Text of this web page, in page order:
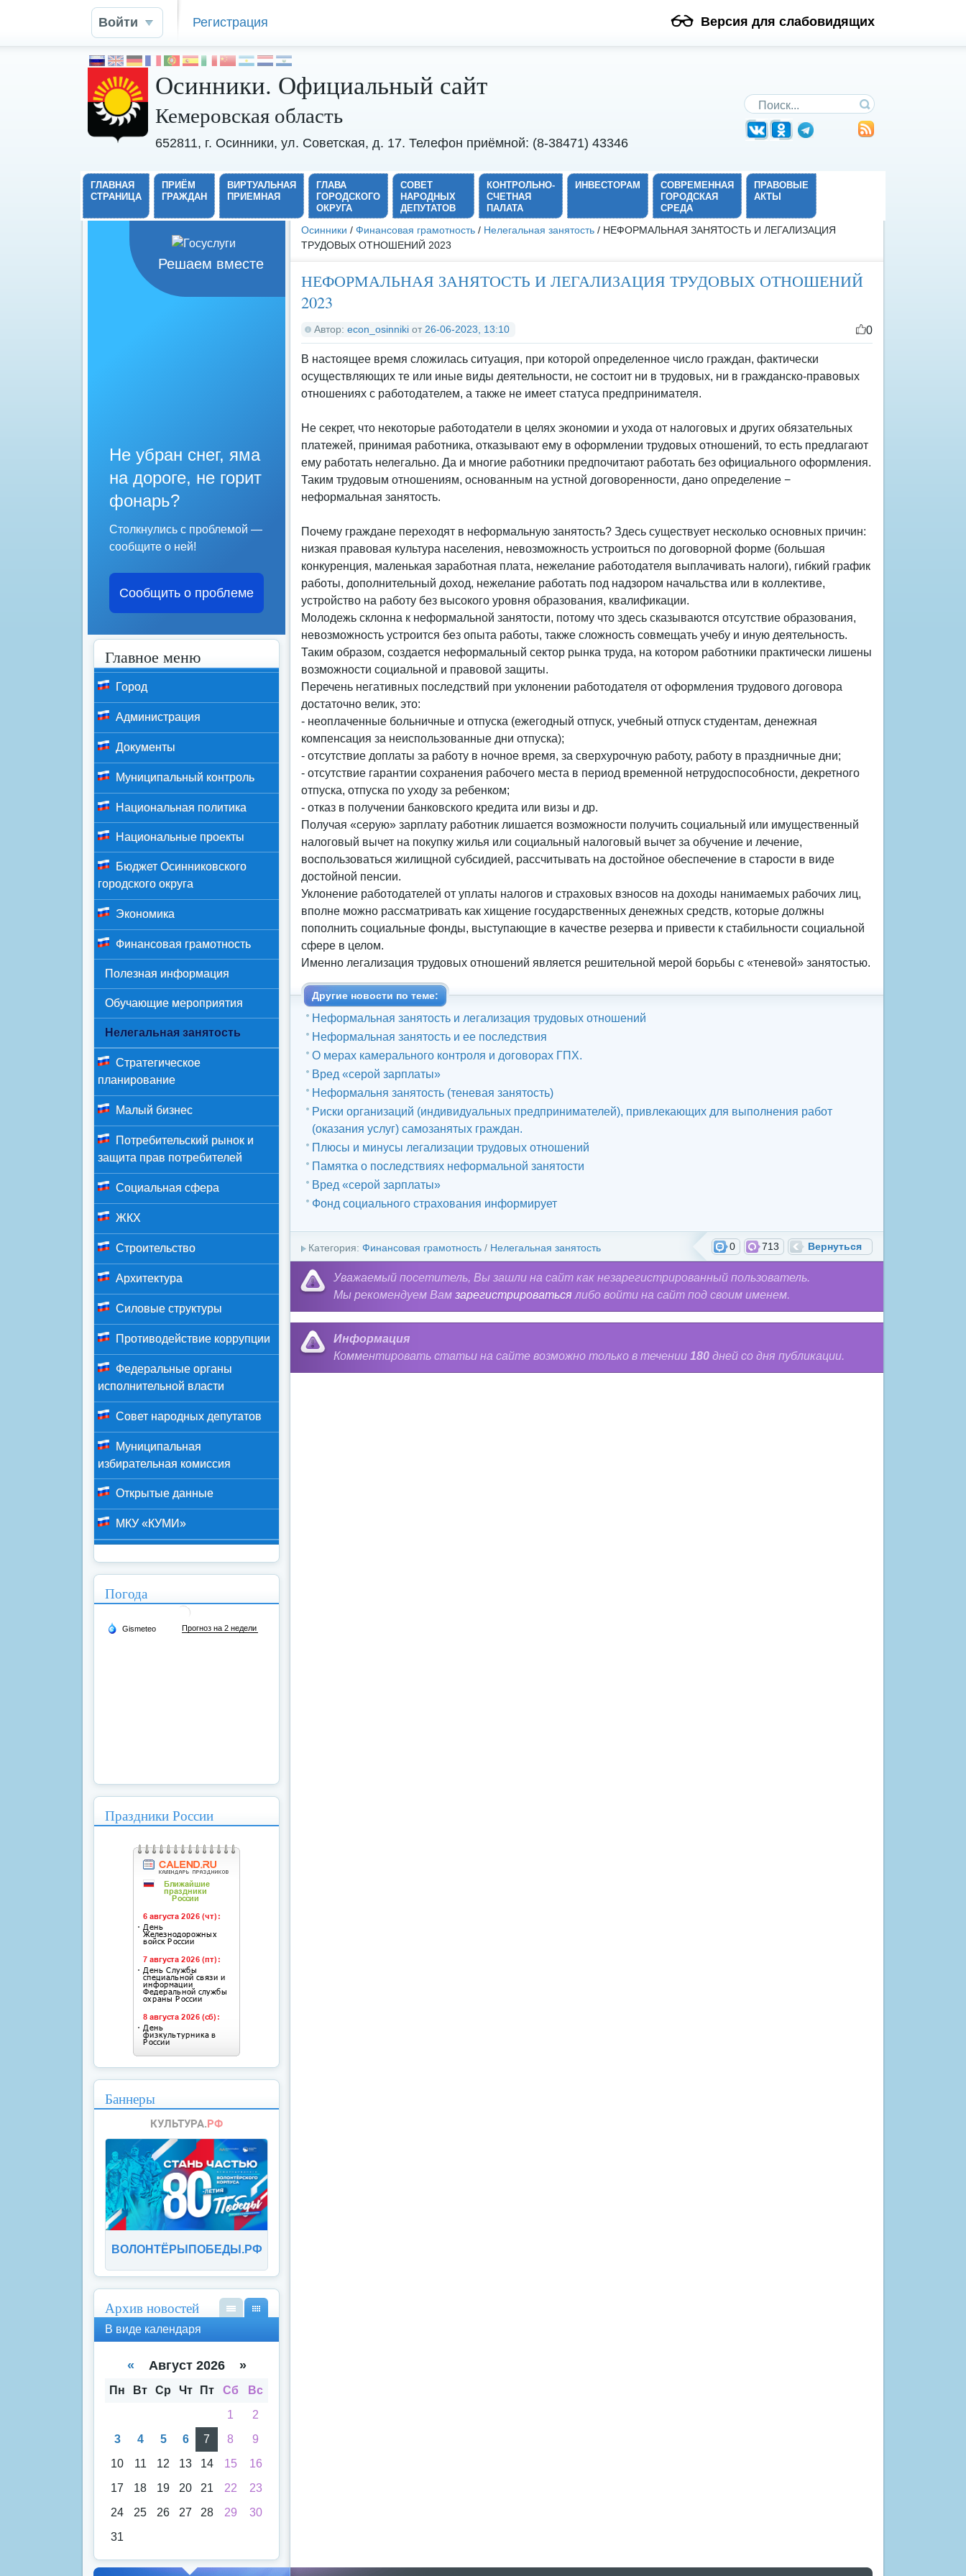
Версия для слабовидящих
Войти Регистрация
Поиск по сайту
Осинники. Официальный сайт
Кемеровская область
652811, г. Осинники, ул. Советская, д. 17. Телефон приёмной: (8-38471) 43346
ГЛАВНАЯ
СТРАНИЦА
ПРИЁМ
ГРАЖДАН
ВИРТУАЛЬНАЯ
ПРИЕМНАЯ
ГЛАВА
ГОРОДСКОГО
ОКРУГА
СОВЕТ
НАРОДНЫХ
ДЕПУТАТОВ
КОНТРОЛЬНО-
СЧЕТНАЯ
ПАЛАТА
ИНВЕСТОРАМ
СОВРЕМЕННАЯ
ГОРОДСКАЯ
СРЕДА
ПРАВОВЫЕ
АКТЫ
Осинники / Финансовая грамотность / Нелегальная занятость / НЕФОРМАЛЬНАЯ ЗАНЯТОСТЬ И ЛЕГАЛИЗАЦИЯ
ТРУДОВЫХ ОТНОШЕНИЙ 2023
НЕФОРМАЛЬНАЯ ЗАНЯТОСТЬ И ЛЕГАЛИЗАЦИЯ ТРУДОВЫХ ОТНОШЕНИЙ
2023
Автор: econ_osinniki от 26-06-2023, 13:10 0
В настоящее время сложилась ситуация, при которой определенное число граждан, фактически
осуществляющих те или иные виды деятельности, не состоит ни в трудовых, ни в гражданско-правовых
отношениях с работодателем, а также не имеет статуса предпринимателя.
Не секрет, что некоторые работодатели в целях экономии и ухода от налоговых и других обязательных
платежей, принимая работника, отказывают ему в оформлении трудовых отношений, то есть предлагают
ему работать нелегально. Да и многие работники предпочитают работать без официального оформления.
Таким трудовым отношениям, основанным на устной договоренности, дано определение −
неформальная занятость.
Почему граждане переходят в неформальную занятость? Здесь существует несколько основных причин:
низкая правовая культура населения, невозможность устроиться по договорной форме (большая
конкуренция, маленькая заработная плата, нежелание работодателя выплачивать налоги), гибкий график
работы, дополнительный доход, нежелание работать под надзором начальства или в коллективе,
устройство на работу без высокого уровня образования, квалификации.
Молодежь склонна к неформальной занятости, потому что здесь сказываются отсутствие образования,
невозможность устроится без опыта работы, также сложность совмещать учебу и иную деятельность.
Таким образом, создается неформальный сектор рынка труда, на котором работники практически лишены
возможности социальной и правовой защиты.
Перечень негативных последствий при уклонении работодателя от оформления трудового договора
достаточно велик, это:
- неоплаченные больничные и отпуска (ежегодный отпуск, учебный отпуск студентам, денежная
компенсация за неиспользованные дни отпуска);
- отсутствие доплаты за работу в ночное время, за сверхурочную работу, работу в праздничные дни;
- отсутствие гарантии сохранения рабочего места в период временной нетрудоспособности, декретного
отпуска, отпуска по уходу за ребенком;
- отказ в получении банковского кредита или визы и др.
Получая «серую» зарплату работник лишается возможности получить социальный или имущественный
налоговый вычет на покупку жилья или социальный налоговый вычет за обучение и лечение,
воспользоваться жилищной субсидией, рассчитывать на достойное обеспечение в старости в виде
достойной пенсии.
Уклонение работодателей от уплаты налогов и страховых взносов на доходы нанимаемых рабочих лиц,
вполне можно рассматривать как хищение государственных денежных средств, которые должны
пополнить социальные фонды, выступающие в качестве резерва и привести к стабильности социальной
сфере в целом.
Именно легализация трудовых отношений является решительной мерой борьбы с «теневой» занятостью.
Другие новости по теме:
Неформальная занятость и легализация трудовых отношений
Неформальная занятость и ее последствия
О мерах камерального контроля и договорах ГПХ.
Вред «серой зарплаты»
Неформальня занятость (теневая занятость)
Риски организаций (индивидуальных предпринимателей), привлекающих для выполнения работ
(оказания услуг) самозанятых граждан.
Плюсы и минусы легализации трудовых отношений
Памятка о последствиях неформальной занятости
Вред «серой зарплаты»
Фонд социального страхования информирует
Вернуться
713
0
Категория: Финансовая грамотность / Нелегальная занятость
Уважаемый посетитель, Вы зашли на сайт как незарегистрированный пользователь.
Мы рекомендуем Вам зарегистрироваться либо войти на сайт под своим именем.
Информация
Комментировать статьи на сайте возможно только в течении 180 дней со дня публикации.
Решаем вместе
Не убран снег, яма
на дороге, не горит
фонарь?
Столкнулись с проблемой —
сообщите о ней!
Сообщить о проблеме
Главное меню
Город
Администрация
Документы
Муниципальный контроль
Национальная политика
Национальные проекты
Бюджет Осинниковского
городского округа
Экономика
Финансовая грамотность
Полезная информация
Обучающие мероприятия
Нелегальная занятость
Стратегическое
планирование
Малый бизнес
Потребительский рынок и
защита прав потребителей
Социальная сфера
ЖКХ
Строительство
Архитектура
Силовые структуры
Противодействие коррупции
Федеральные органы
исполнительной власти
Совет народных депутатов
Муниципальная
избирательная комиссия
Открытые данные
МКУ «КУМИ»
Погода
Праздники России
Баннеры
ВОЛОНТЁРЫПОБЕДЫ.РФ
Архив новостей
кал
аря
спи
В виде календаря
« Август 2026 »
Пн Вт Ср Чт Пт Сб
Вс
1
2
3
4 5 6 7 8
9
10
11 12 13 14 15
16
17
18 19 20 21 22
23
24
25 26 27 28 29
30
31